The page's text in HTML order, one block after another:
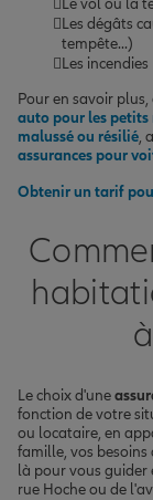
Les dégâts
tempête...)
Les incendies
Pour en savoir
auto pour les petits
malussé ou résilié,
assurances pour
Obtenir un tarif
Le choix d'une
fonction de votre
ou locataire, en
famille, vos
là pour vous guider
rue Hoche ou de